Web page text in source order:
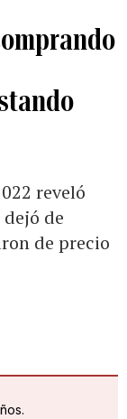
reveló
de
de precio